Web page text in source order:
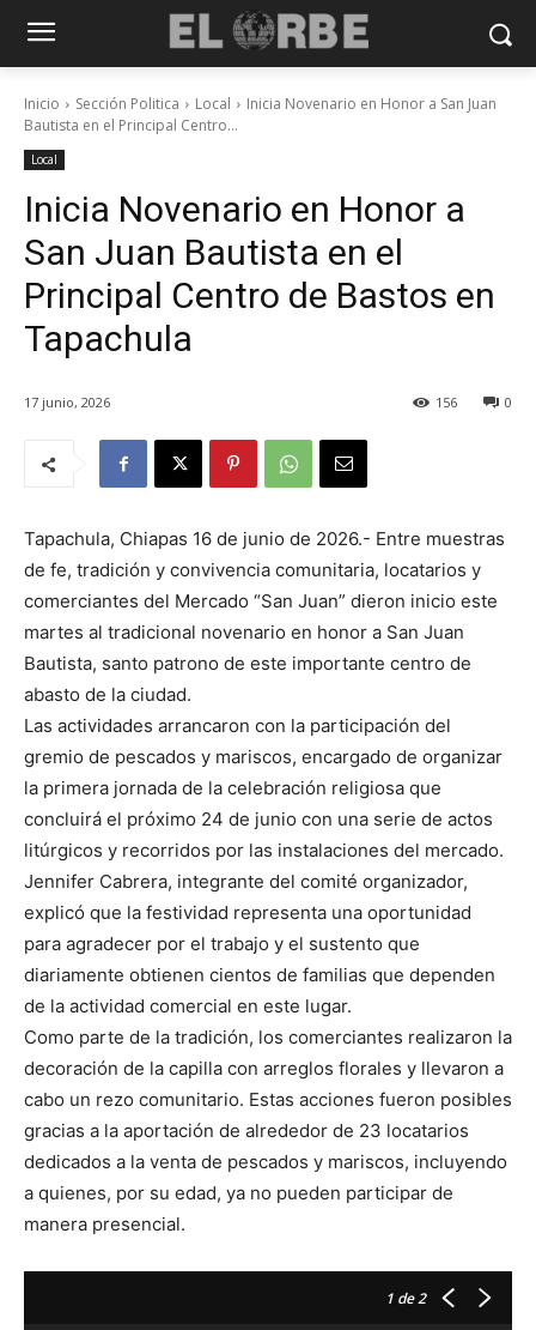
Inicio Sección Politica Local
Inicia Novenario en Honor a San Juan
Bautista en el Principal Centro...
Local
Inicia Novenario en Honor a
San Juan Bautista en el
Principal Centro de Bastos en
Tapachula
17 junio, 2026 0
156
Tapachula, Chiapas 16 de junio de 2026.- Entre muestras
de fe, tradición y convivencia comunitaria, locatarios y
comerciantes del Mercado “San Juan” dieron inicio este
martes al tradicional novenario en honor a San Juan
Bautista, santo patrono de este importante centro de
abasto de la ciudad.
Las actividades arrancaron con la participación del
gremio de pescados y mariscos, encargado de organizar
la primera jornada de la celebración religiosa que
concluirá el próximo 24 de junio con una serie de actos
litúrgicos y recorridos por las instalaciones del mercado.
Jennifer Cabrera, integrante del comité organizador,
explicó que la festividad representa una oportunidad
para agradecer por el trabajo y el sustento que
diariamente obtienen cientos de familias que dependen
de la actividad comercial en este lugar.
Como parte de la tradición, los comerciantes realizaron la
decoración de la capilla con arreglos florales y llevaron a
cabo un rezo comunitario. Estas acciones fueron posibles
gracias a la aportación de alrededor de 23 locatarios
dedicados a la venta de pescados y mariscos, incluyendo
a quienes, por su edad, ya no pueden participar de
manera presencial.
1 de 2